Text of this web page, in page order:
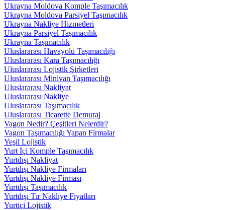
Ukrayna Moldova Komple Taşımacılık
Ukrayna Moldova Parsiyel Taşımacılık
Ukrayna Nakliye Hizmetleri
Ukrayna Parsiyel Taşımacılık
Ukrayna Taşımacılık
Uluslararası Havayolu Taşımacılığı
Uluslararası Kara Taşımacılığı
Uluslararası Lojistik Şirketleri
Uluslararası Minivan Taşımacılığı
Uluslararası Nakliyat
Uluslararası Nakliye
Uluslararası Taşımacılık
Uluslararası Ticarette Demuraj
Vagon Nedir? Çeşitleri Nelerdir?
Vagon Taşımacılığı Yapan Firmalar
Yeşil Lojistik
Yurt İçi Komple Taşımacılık
Yurtdışı Nakliyat
Yurtdışı Nakliye Firmaları
Yurtdışı Nakliye Firması
Yurtdışı Taşımacılık
Yurtdışı Tır Nakliye Fiyatları
Yurtiçi Lojistik